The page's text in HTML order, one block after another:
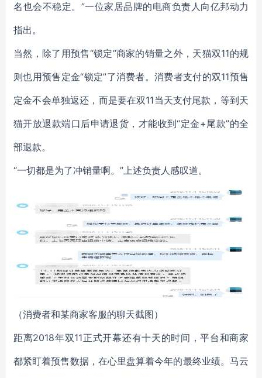
名也会不稳定。”一位家居品牌的电商负责人向亿邦动力
指出。
当然，除了用预售“锁定”商家的销量之外，天猫双11的规
则也用预售定金“锁定”了消费者。消费者支付的双11预售
定金不会单独返还，而是要在双11当天支付尾款，等到天
猫开放退款端口后申请退货，才能收到“定金+尾款”的全
部退款。
“一切都是为了冲销量啊。”上述负责人感叹道。
（消费者和某商家客服的聊天截图）
距离2018年双11正式开幕还有十天的时间，平台和商家
都紧盯着预售数据，在心里盘算着今年的最终业绩。马云